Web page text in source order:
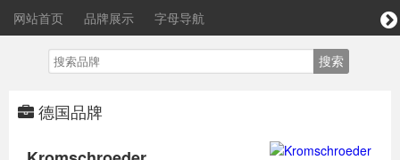
网站首页 品牌展示 字母导航
德国品牌